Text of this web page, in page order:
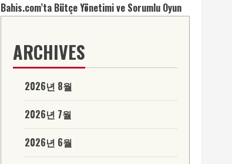
Bahis.com’ta Bütçe Yönetimi ve Sorumlu Oyun
ARCHIVES
2026년 8월
2026년 7월
2026년 6월